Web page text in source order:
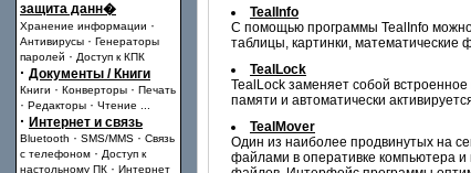
защита данн�
Хранение информации ·
Антивирусы · Генераторы
паролей · Доступ к КПК
· Документы / Книги
Книги · Конверторы · Печать
· Редакторы · Чтение
· Интернет и связь
Bluetooth · SMS/MMS · Связь
с телефоном · Доступ к
настольному ПК · Интернет
TealInfo
С помощью программы TealInfo можно
таблицы, картинки,
TealLock
TealLock заменяет собой
памяти и автоматически
TealMover
Один из наиболее продвинутых на
файлами в оперативке компьютера